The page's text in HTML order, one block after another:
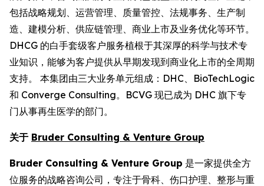
包括战略规划、运营管理、质量管控、法规事务、生产制
造、建模分析、供应链管理、商业上市及业务优化等环节。
DHCG 的白手套级客户服务植根于其深厚的科学与技术专
业知识，能够为客户提供从早期发现到商业化上市的全周期
支持。 本集团由三大业务单元组成：DHC、BioTechLogic
和 Converge Consulting。BCVG 现已成为 DHC 旗下专
门从事再生医学的部门。
关于 Bruder Consulting & Venture Group
Bruder Consulting & Venture Group 是一家提供全方
位服务的战略咨询公司，专注于骨科、伤口护理、整形与重